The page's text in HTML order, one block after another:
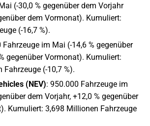
(-30,0 % gegenüber dem Vorjahr
dem Vormonat). Kumuliert:
(-16,7 %).
Fahrzeuge im Mai (-14,6 % gegenüber
gegenüber Vormonat). Kumuliert:
(-10,7 %).
(NEV): 950.000 Fahrzeuge im
dem Vorjahr, +12,0 % gegenüber
Kumuliert: 3,698 Millionen Fahrzeuge